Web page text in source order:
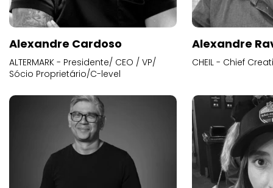
Alexandre Cardoso
ALTERMARK - Presidente/ CEO / VP/
Sócio Proprietário/C-level
Alexandre
CHEIL - Chief